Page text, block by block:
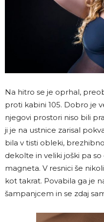
Na hitro se je oprhal,
proti kabini 105. Dobro je
njegovi prostori niso bili
ji je na ustnice zarisal
bila v tisti obleki,
dekolte in veliki joški pa
magneta. V resnici še
kot takrat. Povabila ga je
šampanjcem in se zdaj